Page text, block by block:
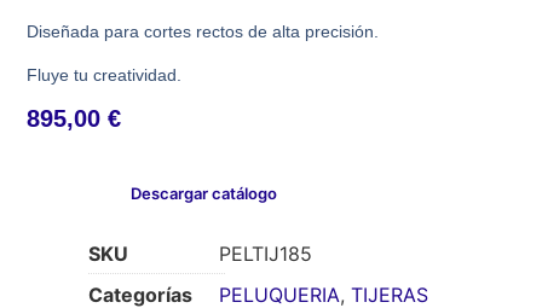
Diseñada para cortes rectos de alta precisión.
Fluye tu creatividad.
895,00€
Descargar catálogo
SKU
PELTIJ185
Categorías
PELUQUERIA,TIJERAS